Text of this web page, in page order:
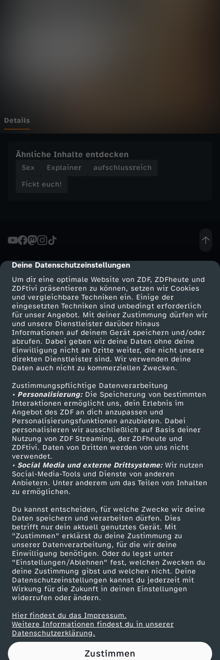
cmp-dialog-description
Deine Datenschutzeinstellungen
Um dir eine optimale Website von ZDF, ZDFheute und
ZDFtivi präsentieren zu können, setzen wir Cookies
und vergleichbare Techniken ein. Einige der
eingesetzten Techniken sind unbedingt erforderlich
für unser Angebot. Mit deiner Zustimmung dürfen wir
und unsere Dienstleister darüber hinaus
Informationen auf deinem Gerät speichern und/oder
abrufen. Dabei geben wir deine Daten ohne deine
Einwilligung nicht an Dritte weiter, die nicht unsere
direkten Dienstleister sind. Wir verwenden deine
Daten auch nicht zu kommerziellen Zwecken.
Zustimmungspflichtige Datenverarbeitung
• Personalisierung:Die Speicherung von bestimmten
Interaktionen ermöglicht uns, dein Erlebnis im
Angebot des ZDF an dich anzupassen und
Personalisierungsfunktionen anzubieten. Dabei
personalisieren wir ausschließlich auf Basis deiner
Nutzung von ZDF Streaming, der ZDFheute und
ZDFtivi. Daten von Dritten werden von uns nicht
verwendet.
• Social Media und externe Drittsysteme:Wir nutzen
Social-Media-Tools und Dienste von anderen
Anbietern. Unter anderem um das Teilen von Inhalten
zu ermöglichen.
Du kannst entscheiden, für welche Zwecke wir deine
Daten speichern und verarbeiten dürfen. Dies
betrifft nur dein aktuell genutztes Gerät. Mit
"Zustimmen" erklärst du deine Zustimmung zu
unserer Datenverarbeitung, für die wir deine
Einwilligung benötigen. Oder du legst unter
"Einstellungen/Ablehnen" fest, welchen Zwecken du
deine Zustimmung gibst und welchen nicht. Deine
Datenschutzeinstellungen kannst du jederzeit mit
Wirkung für die Zukunft in deinen Einstellungen
widerrufen oder ändern.
Hier findest du das Impressum.
Weitere Informationen findest du in unserer
Datenschutzerklärung.
Zustimmen
0
a
e
n
ü
b
e
r
O
r
a
l
v
e
r
k
e
h
r
b
Details
Ähnliche Inhalte entdecken
Sex Explainer
aufschlussreich
Fickt euch!
Mehr ZDF
ZDF-Apps
Smart TV
ZDFtext
Livestreams
Sendungen A-Z
TV-Programm
Service
ZDFmitreden
Kontakt zum ZDF
Tickets
Zuschauerservice
Hilfe
ZDF Unternehmen
Karriere
ZDF goes Schule
Werbefernsehen
Mainzelmännchen
Partner